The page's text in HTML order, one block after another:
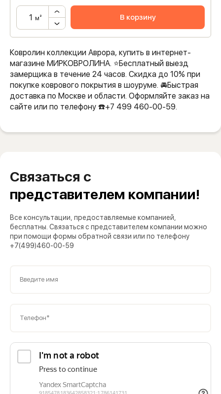
м² В корзину
Ковролин коллекции Аврора, купить в интернет-
магазине МИРКОВРОЛИНА. ⭐️Бесплатный выезд
замерщика в течение 24 часов. Скидка до 10% при
покупке коврового покрытия в шоуруме. 🚘Быстрая
доставка по Москве и области. Оформляйте заказ на
сайте или по телефону ☎️+7 499 460-00-59.
Связаться с
представителем компании!
Все консультации, предоставляемые компанией,
бесплатны. Связаться с представителем компании можно
при помощи формы обратной связи или по телефону
+7(499)460-00-59
Введите имя
Телефон*